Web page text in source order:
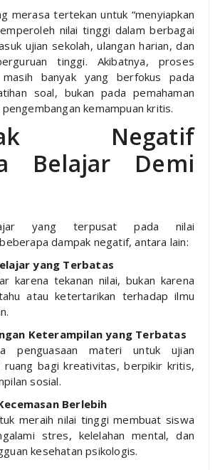
merasa tertekan untuk “menyiapkan
nilai tinggi dalam berbagai
ujian sekolah, ulangan harian, dan
tinggi. Akibatnya, proses
masih banyak yang berfokus pada
soal, bukan pada pemahaman
kemampuan kritis.
Negatif
Belajar Demi
yang terpusat pada nilai
dampak negatif, antara lain:
yang Terbatas
karena tekanan nilai, bukan karena
atau ketertarikan terhadap ilmu
Keterampilan yang Terbatas
penguasaan materi untuk ujian
ruang bagi kreativitas, berpikir kritis,
sosial.
Berlebih
meraih nilai tinggi membuat siswa
stres, kelelahan mental, dan
kesehatan psikologis.